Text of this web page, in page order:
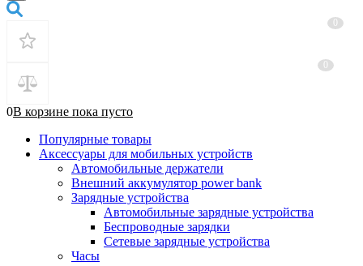
0В корзине пока пусто
Популярные товары
Аксессуары для мобильных устройств
Автомобильные держатели
Внешний аккумулятор power bank
Зарядные устройства
Автомобильные зарядные устройства
Беспроводные зарядки
Сетевые зарядные устройства
Часы